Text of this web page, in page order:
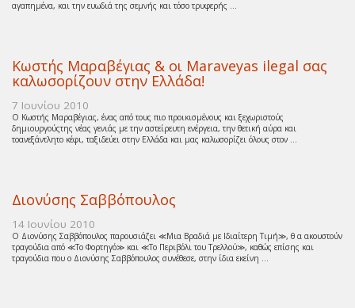
αγαπημένα, και την ευωδιά της σεμνής και τόσο τρυφερής ...
Κωστής Μαραβέγιας & οι Maraveyas ilegal σας
καλωσορίζουν στην Ελλάδα!
7 Ιουνίου 2010
Ο Κωστής Μαραβέγιας, ένας από τους πιο προικισμένους και ξεχωριστούς
δημιουργούςτης νέας γενιάς με την αστείρευτη ενέργεια, την θετική αύρα και
τοανεξάντλητο κέφι, ταξιδεύει στην Ελλάδα και μας καλωσορίζει όλους στον ...
Διονύσης Σαββόπουλος
14 Ιουνίου 2010
Ο Διονύσης Σαββόπουλος παρουσιάζει ≪Μια Βραδιά με Ιδιαίτερη Τιμή≫, θ α ακουστούν
τραγούδια από ≪Το Φορτηγό≫ και ≪Το Περιβόλι του Τρελλού≫, καθώς επίσης και
τραγούδια που ο Διονύσης Σαββόπουλος συνέθεσε, στην ίδια εκείνη ...